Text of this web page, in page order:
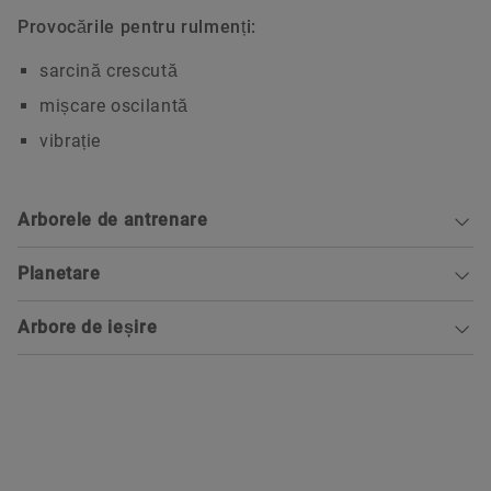
Provocările pentru rulmenți:
sarcină crescută
mișcare oscilantă
vibrație
Arborele de antrenare
Planetare
Arbore de ieșire